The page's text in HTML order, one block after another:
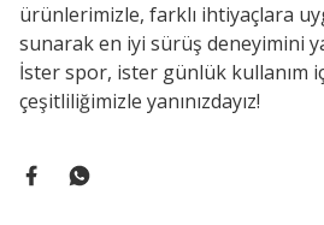
ürünlerimizle, farklı ihtiyaçlara
sunarak en iyi sürüş deneyimini
İster spor, ister günlük kullanım
çeşitliliğimizle yanınızdayız!